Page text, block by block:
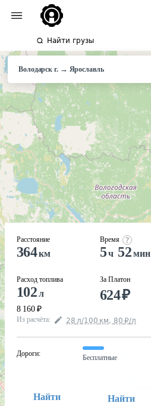
Найти грузы
Володарск г.→ Ярославль
Расстояние
364км
Расход топлива
102л
8 160 ₽
Время
5 ч 52мин
За Платон
624₽
Из расчёта: 28 л/100 км, 80 ₽/л
Дороги:
Бесплатные
Найти Найти